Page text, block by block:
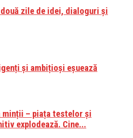
două zile de idei, dialoguri și
și ambițioși eșuează
minții – piața testelor și
explodează. Cine...